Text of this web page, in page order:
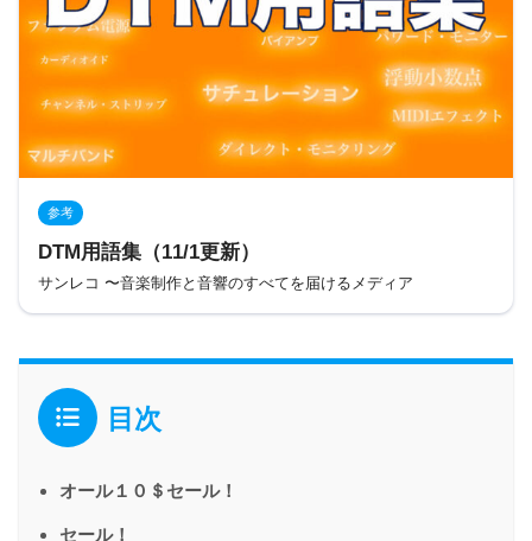
参考
DTM用語集（11/1更新）
サンレコ 〜音楽制作と音響のすべてを届けるメディア
目次
オール１０＄セール！
セール！